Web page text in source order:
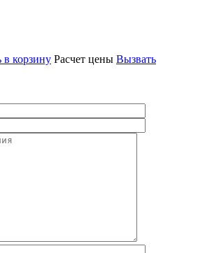
в корзину Расчет цены Вызвать